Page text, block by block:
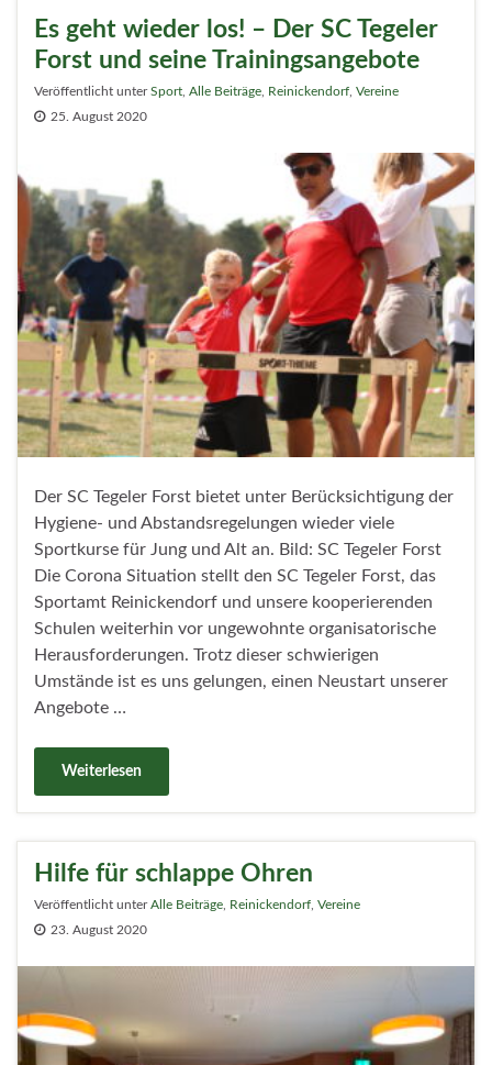
Es geht wieder los! – Der SC Tegeler
Forst und seine Trainingsangebote
Veröffentlicht unterSport Alle Beiträge Reinickendorf Vereine
25. August 2020
Der SC Tegeler Forst bietet unter Berücksichtigung der
Hygiene- und Abstandsregelungen wieder viele
Sportkurse für Jung und Alt an. Bild: SC Tegeler Forst
Die Corona Situation stellt den SC Tegeler Forst, das
Sportamt Reinickendorf und unsere kooperierenden
Schulen weiterhin vor ungewohnte organisatorische
Herausforderungen. Trotz dieser schwierigen
Umstände ist es uns gelungen, einen Neustart unserer
Angebote …
Weiterlesen
Hilfe für schlappe Ohren
Veröffentlicht unterAlle Beiträge Reinickendorf Vereine
23. August 2020